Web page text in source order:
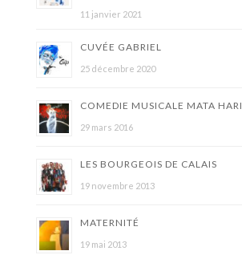
11 janvier 2021
CUVÉE GABRIEL
25 décembre 2020
COMEDIE MUSICALE MATA HARI
29 mars 2016
LES BOURGEOIS DE CALAIS
19 novembre 2013
MATERNITÉ
19 mai 2013